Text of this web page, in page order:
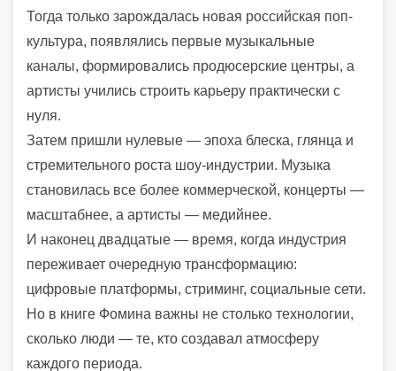
Тогда только зарождалась новая российская поп-
культура, появлялись первые музыкальные
каналы, формировались продюсерские центры, а
артисты учились строить карьеру практически с
нуля.
Затем пришли нулевые — эпоха блеска, глянца и
стремительного роста шоу-индустрии. Музыка
становилась все более коммерческой, концерты —
масштабнее, а артисты — медийнее.
И наконец двадцатые — время, когда индустрия
переживает очередную трансформацию:
цифровые платформы, стриминг, социальные сети.
Но в книге Фомина важны не столько технологии,
сколько люди — те, кто создавал атмосферу
каждого периода.